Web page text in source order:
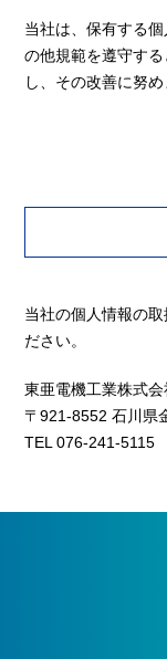
当社は、保有する
の他規範を遵守す
し、その改善に努め
当社の個人情報の
ださい。
東亜電機工業株式会
〒921-8552 石川県
TEL 076-241-5115